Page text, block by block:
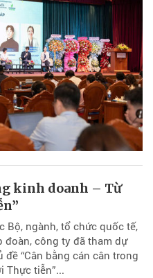
kinh doanh – Từ
Bộ, ngành, tổ chức quốc tế,
đoàn, công ty đã tham dự
“Cân bằng cán cân trong
Thực tiễn”...